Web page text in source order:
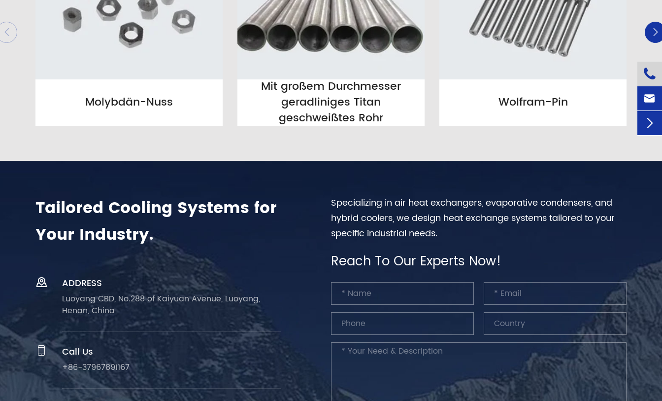
Molybdän-Nuss
Mit großem Durchmesser
geradliniges Titan
geschweißtes Rohr
Wolfram-Pin
 
Tailored Cooling Systems for
Your Industry.
 ADDRESS
Luoyang CBD, No.288 of Kaiyuan Avenue, Luoyang,
Henan, China
 Call Us
+86-37967891167
Specializing in air heat exchangers, evaporative condensers, and
hybrid coolers, we design heat exchange systems tailored to your
specific industrial needs.
Reach To Our Experts Now!


